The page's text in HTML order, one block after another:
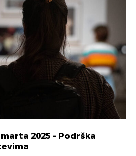
2025 – Podrška